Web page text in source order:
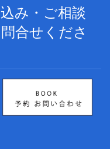
み・ご相談
合せくださ